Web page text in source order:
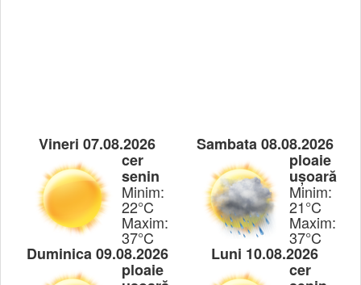
Vineri 07.08.2026
cer
senin
Minim:
22°C
Maxim:
37°C
Sambata 08.08.2026
ploaie
ușoară
Minim:
21°C
Maxim:
37°C
Duminica 09.08.2026
ploaie
Luni 10.08.2026
cer